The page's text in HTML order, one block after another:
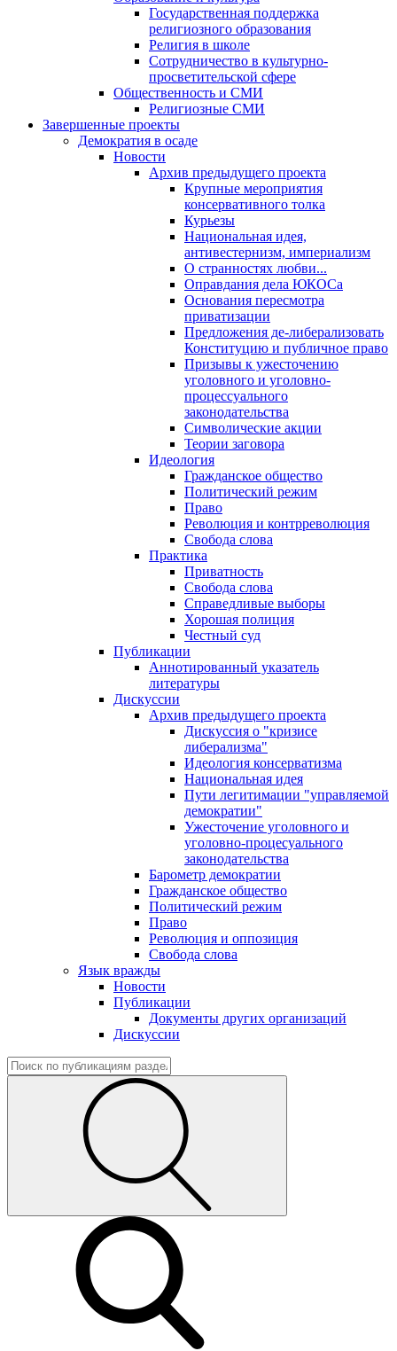
Государственная поддержка
религиозного образования
Религия в школе
Сотрудничество в культурно-
просветительской сфере
Общественность и СМИ
Религиозные СМИ
Завершенные проекты
Демократия в осаде
Новости
Архив предыдущего проекта
Крупные мероприятия
консервативного толка
Курьезы
Национальная идея,
антивестернизм, империализм
О странностях любви...
Оправдания дела ЮКОСа
Основания пересмотра
приватизации
Предложения де-либерализовать
Конституцию и публичное право
Призывы к ужесточению
уголовного и уголовно-
процессуального
законодательства
Символические акции
Теории заговора
Идеология
Гражданское общество
Политический режим
Право
Революция и контрреволюция
Свобода слова
Практика
Приватность
Свобода слова
Справедливые выборы
Хорошая полиция
Честный суд
Публикации
Аннотированный указатель
литературы
Дискуссии
Архив предыдущего проекта
Дискуссия о "кризисе
либерализма"
Идеология консерватизма
Национальная идея
Пути легитимации "управляемой
демократии"
Ужесточение уголовного и
уголовно-процесуального
законодательства
Барометр демократии
Гражданское общество
Политический режим
Право
Революция и оппозиция
Свобода слова
Язык вражды
Новости
Публикации
Документы других организаций
Дискуссии